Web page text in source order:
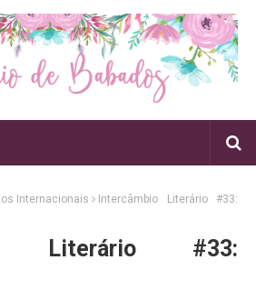
Internacionais
Intercâmbio Literário #33:
Literário #33: